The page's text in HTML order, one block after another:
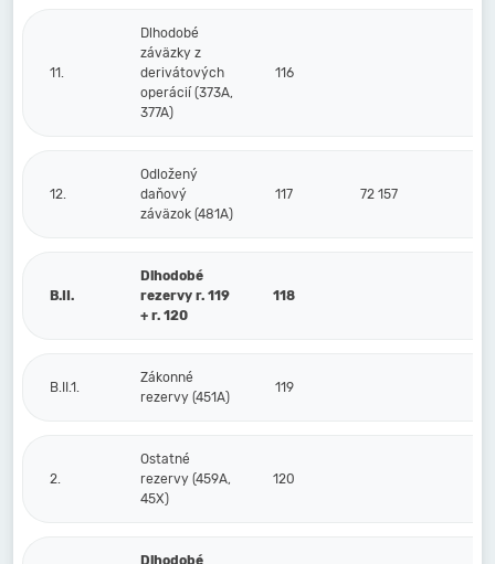
11.
Dlhodobé
záväzky z
derivátových
operácií (373A,
377A)
116
12.
Odložený
daňový
záväzok (481A)
117 72 157
B.II.
Dlhodobé
rezervy r. 119
+ r. 120
118
B.II.1.
Zákonné
rezervy (451A)
119
2.
Ostatné
rezervy (459A,
45X)
120
Dlhodobé